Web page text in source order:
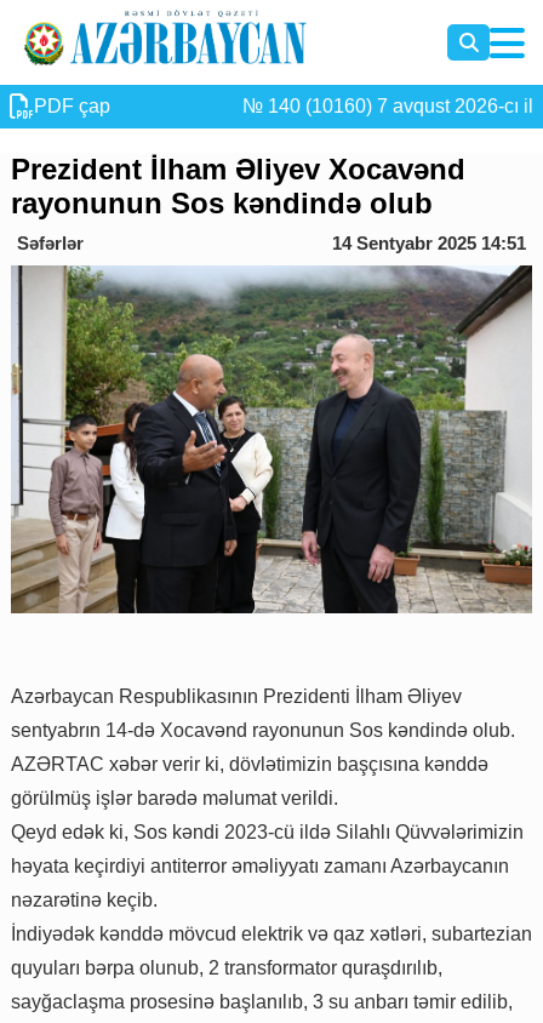
PDF çap № 140 (10160) 7 avqust 2026-cı il
Prezident İlham Əliyev Xocavənd
rayonunun Sos kəndində olub
Səfərlər 14 Sentyabr 2025 14:51
Azərbaycan Respublikasının Prezidenti İlham Əliyev
sentyabrın 14-də Xocavənd rayonunun Sos kəndində olub.
AZƏRTAC xəbər verir ki, dövlətimizin başçısına kənddə
görülmüş işlər barədə məlumat verildi.
Qeyd edək ki, Sos kəndi 2023-cü ildə Silahlı Qüvvələrimizin
həyata keçirdiyi antiterror əməliyyatı zamanı Azərbaycanın
nəzarətinə keçib.
İndiyədək kənddə mövcud elektrik və qaz xətləri, subartezian
quyuları bərpa olunub, 2 transformator quraşdırılıb,
sayğaclaşma prosesinə başlanılıb, 3 su anbarı təmir edilib,